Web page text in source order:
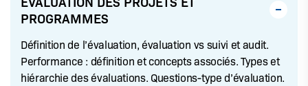
PROGRAMMES
Définition de l’évaluation, évaluation vs suivi et audit.
Performance : définition et concepts associés. Types et
hiérarchie des évaluations. Questions-type d’évaluation.